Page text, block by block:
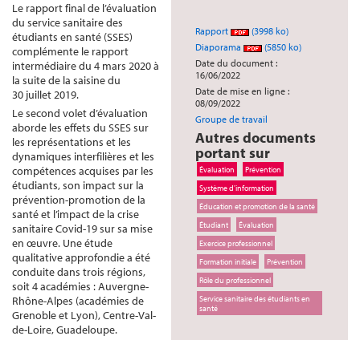
Rapport
(3998 ko)
Diaporama
(5850 ko)
Date du document :
16/06/2022
Date de mise en ligne :
08/09/2022
Groupe de travail
Autres documents
portant sur
Évaluation
Prévention
Système d'information
Éducation et promotion de la santé
Étudiant
Évaluation
Exercice professionnel
Formation initiale
Prévention
Rôle du professionnel
Service sanitaire des étudiants en
santé
Le rapport final de l’évaluation
du service sanitaire des
étudiants en santé (SSES)
complémente le rapport
intermédiaire du 4 mars 2020 à
la suite de la saisine du
30 juillet 2019.
Le second volet d’évaluation
aborde les effets du SSES sur
les représentations et les
dynamiques interfilières et les
compétences acquises par les
étudiants, son impact sur la
prévention-promotion de la
santé et l’impact de la crise
sanitaire Covid-19 sur sa mise
en œuvre. Une étude
qualitative approfondie a été
conduite dans trois régions,
soit 4 académies : Auvergne-
Rhône-Alpes (académies de
Grenoble et Lyon), Centre-Val-
de-Loire, Guadeloupe.